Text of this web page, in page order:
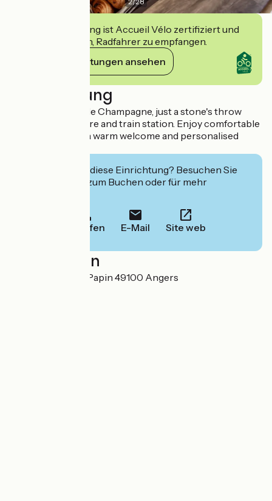
Diese Einrichtung ist Accueil Vélo zertifiziert und
verpflichtet sich, Radfahrer zu empfangen.
Ihre Verpflichtungen ansehen
Beschreibung
Stay at the Hôtel de Champagne, just a stone's throw
from the city centre and train station. Enjoy comfortable
accommodation, a warm welcome and personalised
Interessiert Sie diese Einrichtung? Besuchen Sie
deren Website zum Buchen oder für mehr
Anrufen E-Mail Site web
Localisation
34 Avenue Denis Papin 49100 Angers